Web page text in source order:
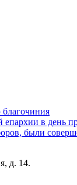
в день
были
д. 14.